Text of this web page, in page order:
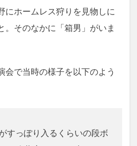
にホームレス狩りを見物しに
。そのなかに「箱男」がいま
会で当時の様子を以下のよう
すっぽり入るくらいの段ボ